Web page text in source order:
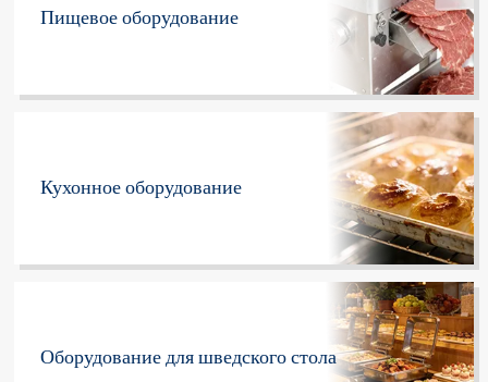
Пищевое оборудование
Кухонное оборудование
Оборудование для шведского стола